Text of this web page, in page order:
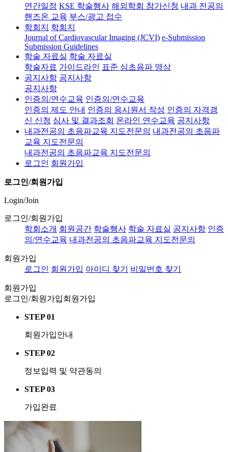
연간일정 KSE 학술행사 해외학회 참가신청 내과 전공의
핸즈온 교육 부스/광고 접수
학회지
학회지
Journal of Cardiovascular Imaging (JCVI) e-Submission
Submission Guidelines
학술 자료실 학술 자료실
학술자료 가이드라인 표준 심초음파 영상
공지사항 공지사항
공지사항
인증의/연수교육 인증의/연수교육
인증의 제도 안내 인증의 응시원서 작성 인증의 자격갱
신 신청 심사 및 결과조회 온라인 연수교육 공지사항
내과전공의 초음파교육 지도전문의 내과전공의 초음파
교육 지도전문의
내과전공의 초음파교육 지도전문의
로그인 회원가입
로그인/회원가입
Login/Join
로그인/회원가입
학회소개 회원공간 학술행사 학술 자료실 공지사항 인증
의/연수교육 내과전공의 초음파교육 지도전문의
회원가입
로그인 회원가입 아이디 찾기 비밀번호 찾기
회원가입
로그인/회원가입회원가입
STEP 01
회원가입안내
STEP 02
정보입력 및 약관동의
STEP 03
가입완료